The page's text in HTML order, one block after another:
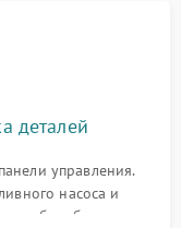
деталей
управления.
насоса и
барабана и